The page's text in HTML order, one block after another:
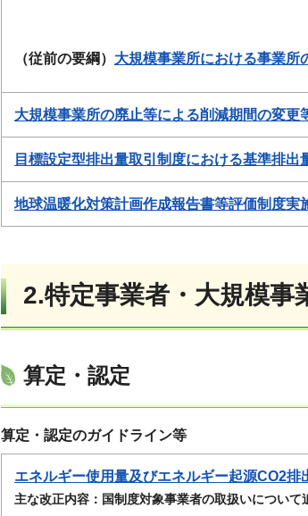
（従前の要綱 ） 大規模事業所における事業所
大規模事業所の廃止等による削減期間の変更
目標設定型排出量取引制度における基準排出
地球温暖化対策計画作成報告書等評価制度実
2.特定事業者・大規模事
算定・認定
算定・認定のガイドライン等
エネルギー使用量及びエネルギー起源CO2排
主な改正内容：国制度対象事業者の取扱いについて